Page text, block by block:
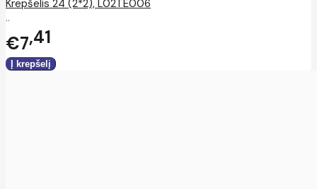
Krepšelis 24 (2*2), L02TE006
..
€7 41